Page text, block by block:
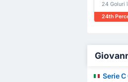
24 Goluri
24th
Serie C